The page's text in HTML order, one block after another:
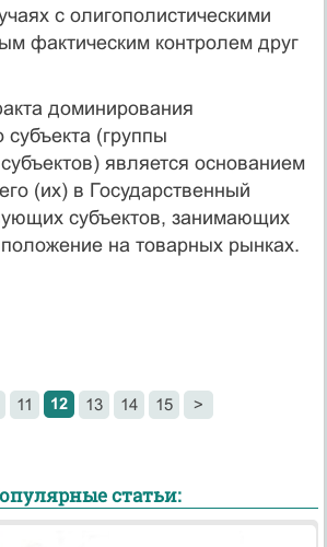
с олигополистическими
фактическим контролем друг
доминирования
(группы
является основанием
(их) в Государственный
субъектов, занимающих
на товарных рынках.
11 12 13 14 15 >
статьи: